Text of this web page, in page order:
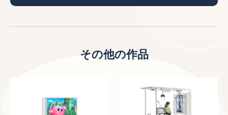
その他の作品